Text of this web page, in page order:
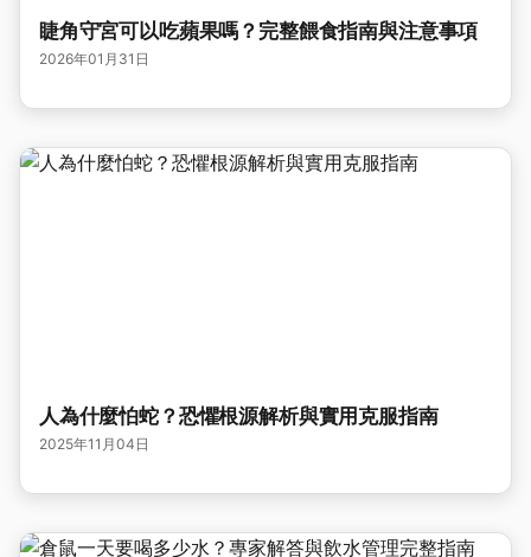
睫角守宮可以吃蘋果嗎？完整餵食指南與注意事項
2026年01月31日
人為什麼怕蛇？恐懼根源解析與實用克服指南
2025年11月04日